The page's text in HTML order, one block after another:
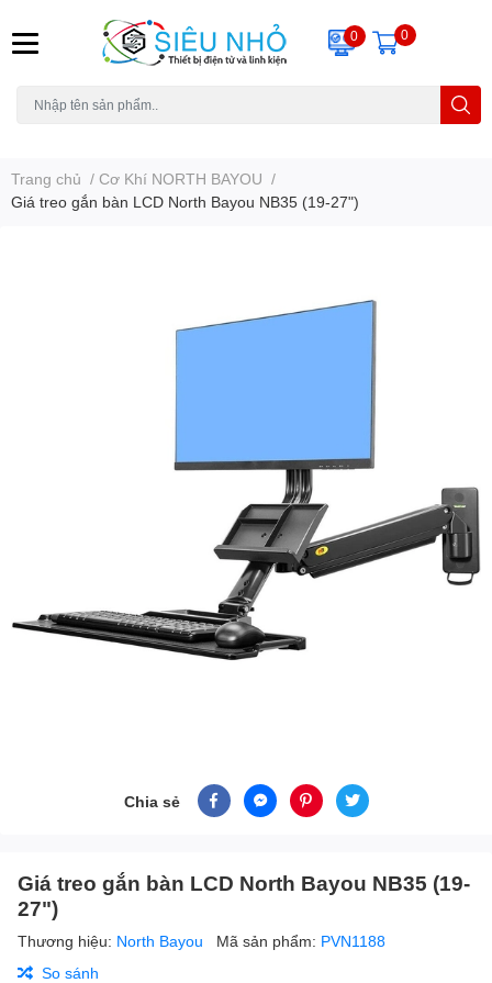
0 0
Trang chủ / Cơ Khí NORTH BAYOU /
Giá treo gắn bàn LCD North Bayou NB35 (19-27")
Chia sẻ
Giá treo gắn bàn LCD North Bayou NB35 (19-
27")
Thương hiệu: North Bayou Mã sản phẩm: PVN1188
So sánh